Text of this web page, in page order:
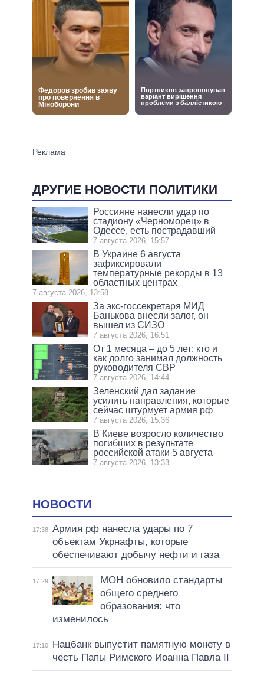
ДРУГИЕ НОВОСТИ ПОЛИТИКИ
Россияне нанесли удар по
стадиону «Черноморец» в
Одессе, есть пострадавший
7 августа 2026, 15:57
В Украине 6 августа
зафиксировали
температурные рекорды в 13
областных центрах
7 августа 2026, 13:58
За экс-госсекретаря МИД
Банькова внесли залог, он
вышел из СИЗО
7 августа 2026, 16:51
От 1 месяца – до 5 лет: кто и
как долго занимал должность
руководителя СВР
7 августа 2026, 14:44
Зеленский дал задание
усилить направления, которые
сейчас штурмует армия рф
7 августа 2026, 15:36
В Киеве возросло количество
погибших в результате
российской атаки 5 августа
7 августа 2026, 13:33
НОВОСТИ
17:38 Армия рф нанесла удары по 7
объектам Укрнафты, которые
обеспечивают добычу нефти и газа
17:29
МОН обновило стандарты
общего среднего
образования: что
изменилось
17:10
Нацбанк выпустит памятную монету в
честь Папы Римского Иоанна Павла II